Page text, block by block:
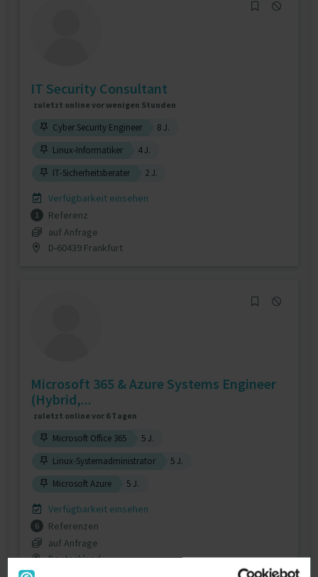
IT Security Consultant
zuletzt online vor wenigen Stunden
Cyber Security Engineer
8 J.
Linux-Informatiker
4 J.
IT-Sicherheitsberater
2 J.
Verfügbarkeit einsehen
1
Referenz
auf Anfrage
D-60439 Frankfurt
Microsoft 365 & Azure Systems Engineer
(Hybrid,...
zuletzt online vor 6 Tagen
Microsoft Office 365
5 J.
Linux-Systemadministrator
5 J.
Microsoft Azure
5 J.
Verfügbarkeit einsehen
6
Referenzen
auf Anfrage
Deutschland